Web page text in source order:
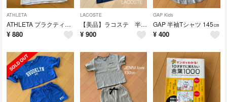
ATHLETA
ATHLETA プラクティスシャツ 150㎝
¥ 880
LACOSTE
【美品】ラコステ 半袖Tシャツ 黒 38
¥ 900
GAP Kids
GAP 半袖Tシャツ 145㎝
¥ 400